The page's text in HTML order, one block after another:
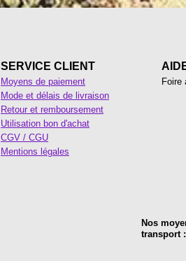
SERVICE CLIENT
Moyens de paiement
Mode et délais de livraison
Retour et remboursement
Utilisation bon d'achat
CGV / CGU
Mentions légales
Foire
Nos
transport :